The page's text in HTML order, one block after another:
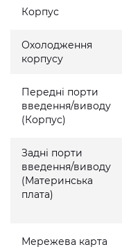
Корпус
Охолодження
корпусу
Передні порти
введення/виводу
(Корпус)
Задні порти
введення/виводу
(Материнська
плата)
Мережева карта